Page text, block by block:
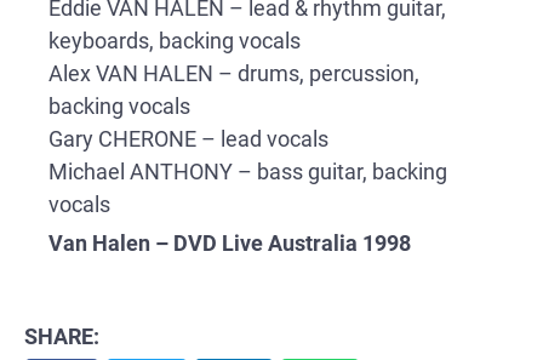
Eddie VAN HALEN – lead & rhythm guitar,
keyboards, backing vocals
Alex VAN HALEN – drums, percussion,
backing vocals
Gary CHERONE – lead vocals
Michael ANTHONY – bass guitar, backing
vocals
Van Halen – DVD Live Australia 1998
SHARE: